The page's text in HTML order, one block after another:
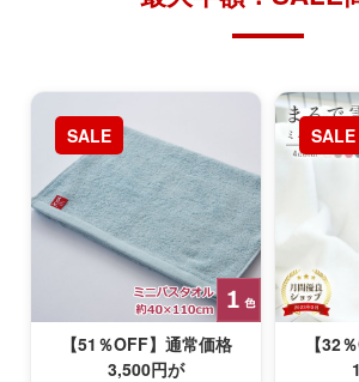
SALE
【51％OFF】通常価格
3,500円が
SALE
【32